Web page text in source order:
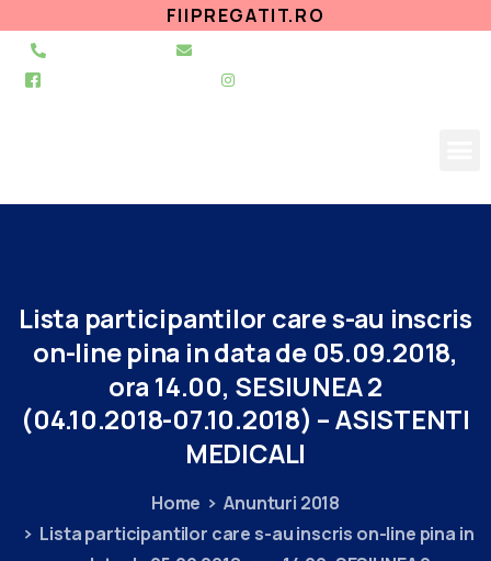
FIIPREGATIT.RO
Lista participantilor cares-au inscris
on-line pina indatade 05.09.2018,
ora 14.00, SESIUNEA2
(04.10.2018-07.10.2018) –ASISTENTI
MEDICALI
Home
Anunturi 2018
Lista participantilor care s-au inscris on-line pina in